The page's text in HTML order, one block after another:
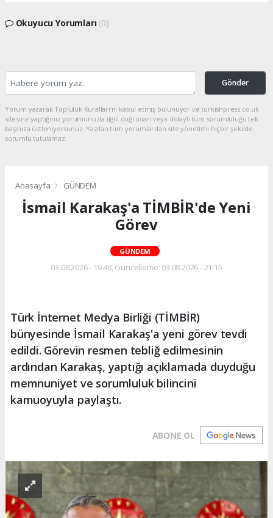
Okuyucu Yorumları (0)
Gönder
Yorum yazarak Topluluk Kuralları’nı kabul etmiş bulunuyor ve turkishpress.co.uk
sitesine yaptığınız yorumunuzla ilgili doğrudan veya dolaylı tüm sorumluluğu tek
başınıza üstleniyorsunuz. Yazılan tüm yorumlardan site yönetimi hiçbir şekilde
sorumlu tutulamaz.
Anasayfa GÜNDEM
İsmail Karakaş'a TİMBİR'de Yeni
Görev
GÜNDEM
03.08.2026 - 19:48, Güncelleme: 03.08.2026 - 21:15
Türk İnternet Medya Birliği (TİMBİR)
bünyesinde İsmail Karakaş'a yeni görev tevdi
edildi. Görevin resmen tebliğ edilmesinin
ardından Karakaş, yaptığı açıklamada duyduğu
memnuniyet ve sorumluluk bilincini
kamuoyuyla paylaştı.
ABONE OL